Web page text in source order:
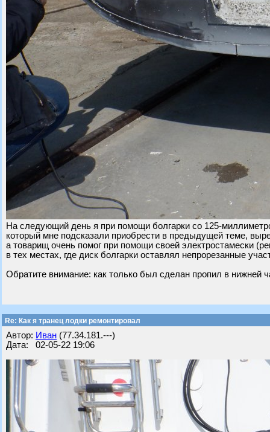
На следующий день я при помощи болгарки со 125-
который мне подсказали приобрести в предыдущей теме,
а товарищ очень помог при помощи своей электростамески
в тех местах, где диск болгарки оставлял непрорезанные
Обратите внимание: как только был сделан пропил в нижней
Re: Как я транец лодки ремонтировал
Автор: Иван (77.34.181.---)
Дата: 02-05-22 19:06